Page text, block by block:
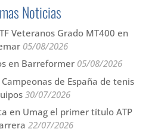
Noticias
Veteranos Grado MT400 en
05/08/2026
en Barreformer 05/08/2026
de España de tenis
30/07/2026
en Umag el primer título ATP
22/07/2026